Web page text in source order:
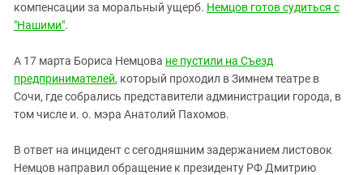
компенсации за моральный ущерб. Немцов готов судиться с
"Нашими".
А 17 марта Бориса Немцова не пустили на Съезд
предпринимателей, который проходил в Зимнем театре в
Сочи, где собрались представители администрации города, в
том числе и. о. мэра Анатолий Пахомов.
В ответ на инцидент с сегодняшним задержанием листовок
Немцов направил обращение к президенту РФ Дмитрию